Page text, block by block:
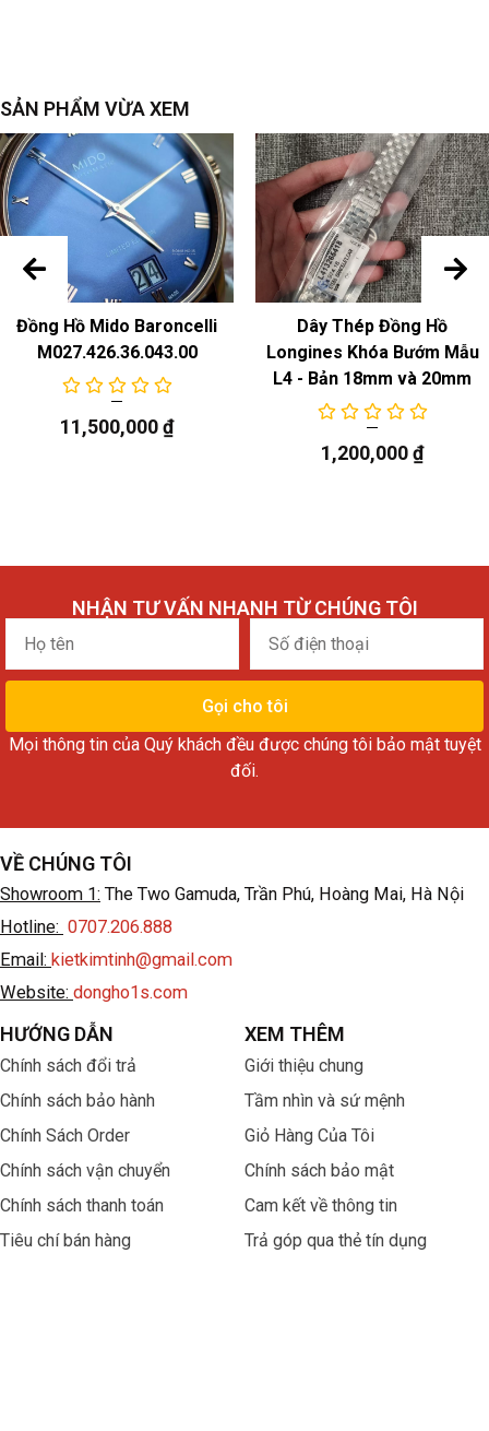
SẢN PHẨM VỪA XEM
Đồng Hồ Mido Baroncelli
M027.426.36.043.00
11,500,000₫
Dây Thép Đồng Hồ
Longines Khóa Bướm Mẫu
L4 - Bản 18mm và 20mm
1,200,000₫
NHẬN TƯ VẤN NHANH TỪ CHÚNG TÔI
Họ
tên
điện
thoại
Gọi cho tôi
Mọi thông tin của Quý khách đều được chúng tôi bảo mật tuyệt
đối.
VỀ CHÚNG TÔI
Showroom 1: The Two Gamuda, Trần Phú, Hoàng Mai, Hà Nội
Hotline: 0707.206.888
Email: kietkimtinh@gmail.com
Website: dongho1s.com
HƯỚNG DẪN
Chính sách đổi trả
Chính sách bảo hành
Chính Sách Order
Chính sách vận chuyển
Chính sách thanh toán
Tiêu chí bán hàng
XEM THÊM
Giới thiệu chung
Tầm nhìn và sứ mệnh
Giỏ Hàng Của Tôi
Chính sách bảo mật
Cam kết về thông tin
Trả góp qua thẻ tín dụng